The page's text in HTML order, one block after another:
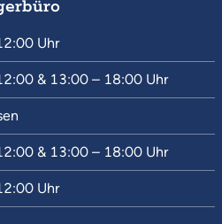
Uhr
& 13:00 – 18:00 Uhr
& 13:00 – 18:00 Uhr
Uhr